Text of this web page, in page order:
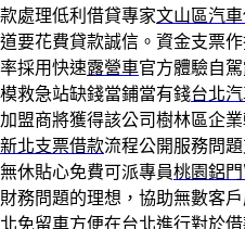
處理低利借貸專家文山區汽
要花費貸款誠信。資金支票
採用快速露營車官方體驗自
救急站缺錢當鋪當有錢台北
盟商將獲得該公司樹林區企
新北支票借款流程公開服務問
休貼心免費可派專員桃園鋁門
務問題的理想，協助無數客
免留車方便在台北進行對於